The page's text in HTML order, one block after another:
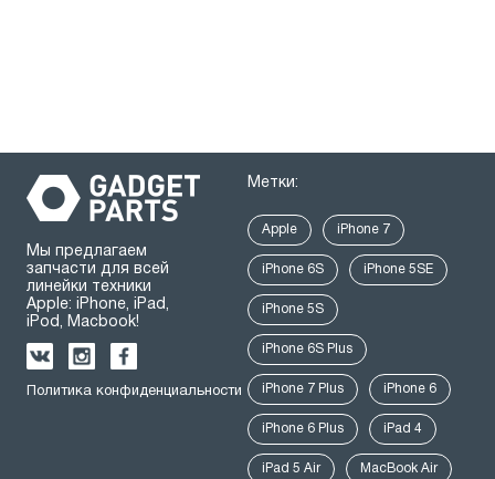
Мы предлагаем
запчасти для всей
линейки техники
Apple: iPhone, iPad,
iPod, Macbook!
Политика конфиденциальности
Метки:
Apple iPhone 7
iPhone 6S iPhone 5SE
iPhone 5S
iPhone 6S Plus
iPhone 7 Plus iPhone 6
iPhone 6 Plus iPad 4
iPad 5 Air MacBook Air